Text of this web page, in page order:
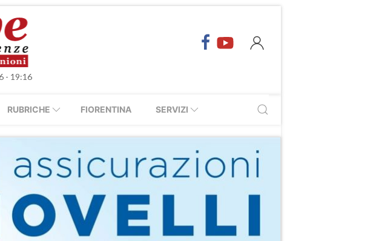
- 19:16
RUBRICHE FIORENTINA SERVIZI